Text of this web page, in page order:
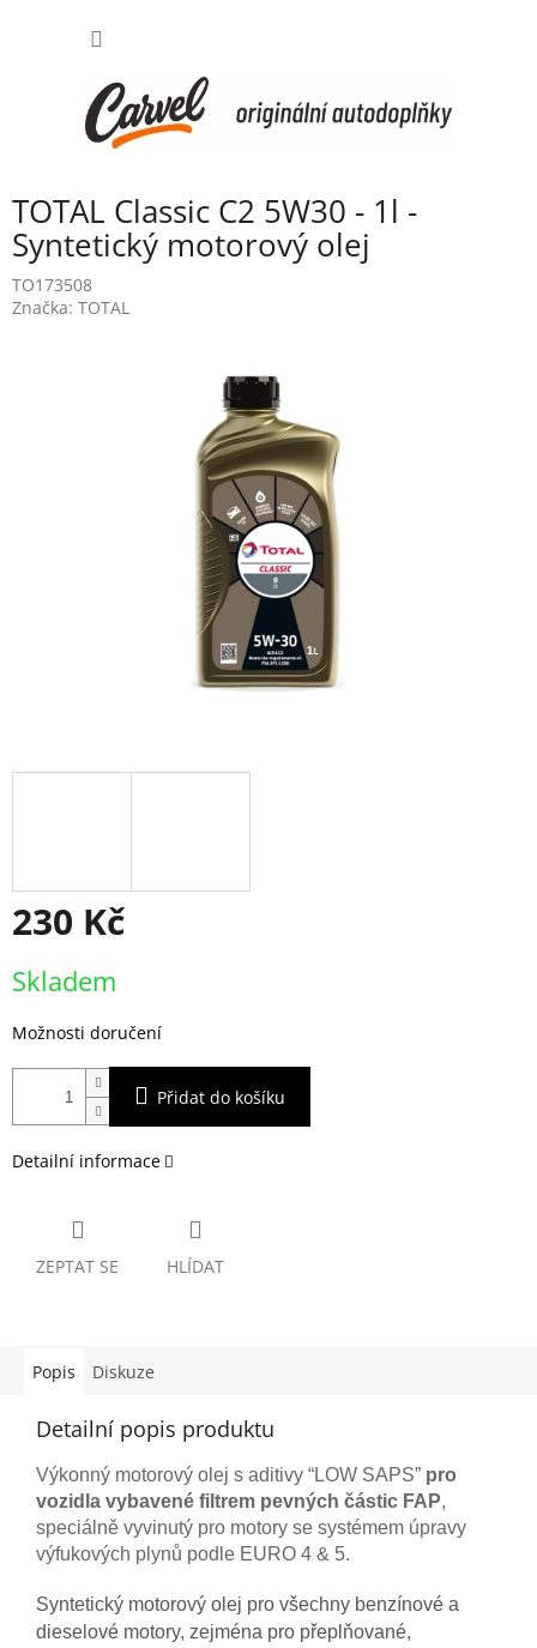
TOTAL Classic C2 5W30 - 1l -
Syntetický motorový olej
TO173508
Značka: TOTAL
230 Kč
cena:
Skladem
Možnosti doručení
Přidat do košíku
Detailní informace
ZEPTAT SE HLÍDAT
Popis Diskuze
Detailní popis produktu
Výkonný motorový olej s aditivy “LOW SAPS” pro
vozidla vybavené filtrem pevných částic FAP,
speciálně vyvinutý pro motory se systémem úpravy
výfukových plynů podle EURO 4 & 5.
Syntetický motorový olej pro všechny benzínové a
dieselové motory, zejména pro přeplňované,